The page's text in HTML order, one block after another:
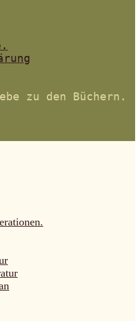
zu den Büchern.